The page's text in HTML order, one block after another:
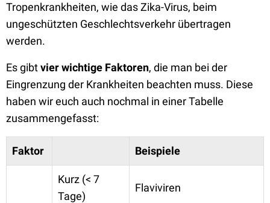
Tropenkrankheiten, wie das Zika-Virus, beim
ungeschützten Geschlechtsverkehr übertragen
werden.
Es gibtvier wichtige Faktoren, die man bei der
Eingrenzung der Krankheiten beachten muss. Diese
haben wir euch auch nochmal in einer Tabelle
zusammengefasst:
Faktor Beispiele
Kurz (< 7
Tage)
Flaviviren